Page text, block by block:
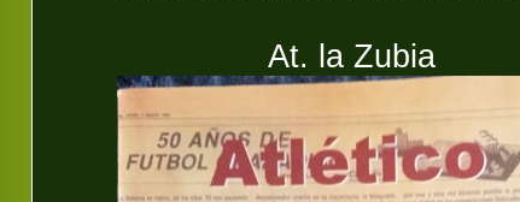
At. la Zubia